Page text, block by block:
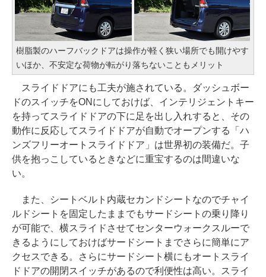
樹脂製のハーフバックドアは操作が軽く狭い場所でも開けやす
いほか、不安定な荷物が転がり落ちないこともメリット
スライドドアにも工夫が施されている。ダッシュボー
ドのスイッチをONにしておけば、インテリジェントキー
を持ってスライドドアの下に足を出し入れすると、その
動作に反応してスライドドアが自動でオープンする「ハ
ンズフリーオートスライドドア」は世界初の装備だ。子
供を抱っこしているときなどに重宝するのは間違いな
い。
また、シートベルト内蔵セカンドシートなのでチャイ
ルドシートを固定したままでもサードシートの乗り降り
が可能で、横スライドさせてセンターウォークスルーで
きるようにしておけばサードシートまでさらに簡単にア
クセスできる。さらにサードシート横にもオートスライ
ドドアの開閉スイッチがあるので利便性は高い。スライ